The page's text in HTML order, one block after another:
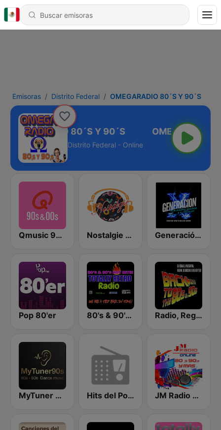
Emisoras Distrito Federal OMEGARADIO 80´S Y 90´S
OMEGARADIO 80´S Y 90´S
Distrito Federal - Online
Qmusic 90's & 00's Nostalgie New York Generación X 80s 90s
Pop 80'er 80's & 90's Hot Hits! Totally Retro Radio Radio, Regreso a los 80 y 90
MyTuner 90s Hits del Pop de los 80 y 90 JM Radio 80s y 90s